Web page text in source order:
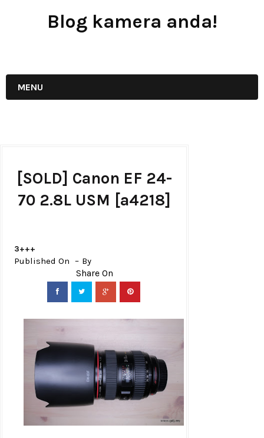
Blog kamera anda!
MENU
[SOLD] Canon EF 24-
70 2.8L USM [a4218]
3+++
Published On By